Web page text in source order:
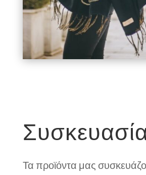
Τα προϊόντα μας